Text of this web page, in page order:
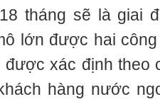
tháng sẽ là giai
lớn được hai
được xác định theo
hàng nước